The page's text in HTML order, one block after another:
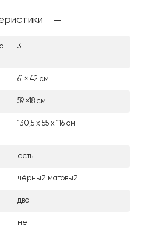
3
61 × 42 см
59 ×18 см
130,5 х 55 х 116 см
есть
чёрный матовый
два
нет